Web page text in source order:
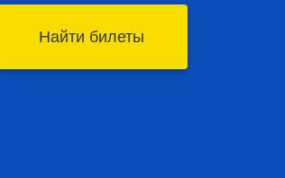
Найти билеты